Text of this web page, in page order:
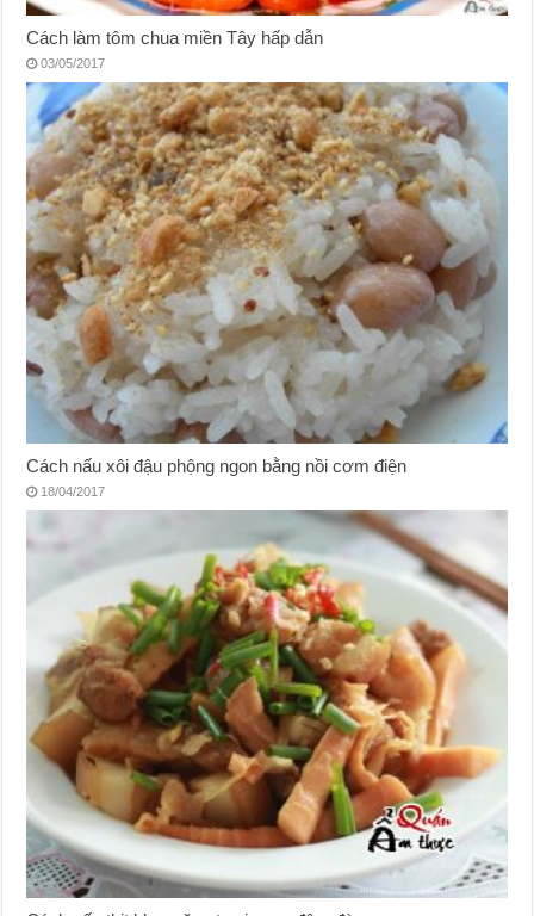
Cách làm tôm chua miền Tây hấp dẫn
03/05/2017
Cách nấu xôi đậu phộng ngon bằng nồi cơm điện
18/04/2017